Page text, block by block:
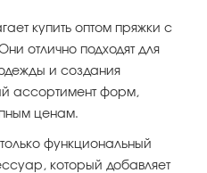
купить оптом пряжки с
отлично подходят для
и создания
ассортимент форм,
ценам.
функциональный
который добавляет